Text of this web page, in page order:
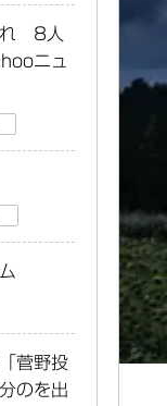
れ 8人
ニュ
菅野投
のを出